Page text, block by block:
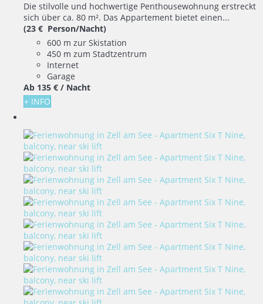
Die stilvolle und hochwertige Penthousewohnung erstreckt
sich über ca. 80 m². Das Appartement bietet einen...
(23 € Person/Nacht)
600 m zur Skistation
450 m zum Stadtzentrum
Internet
Garage
Ab 135 € / Nacht
+ INFO